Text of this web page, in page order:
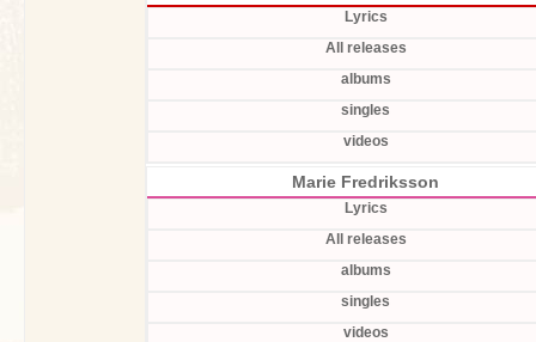
Lyrics
All releases
albums
singles
videos
Marie Fredriksson
Lyrics
All releases
albums
singles
videos